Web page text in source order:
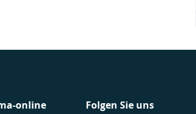
online
Folgen Sie uns